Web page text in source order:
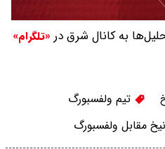
به کانال شرق در «تلگرام»
تیم ولفسبورگ
مقابل ولفسبورگ